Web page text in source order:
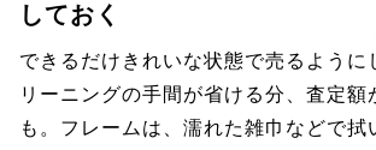
しておく
できるだけきれいな状態で売るように
リーニングの手間が省ける分、査定額
も。フレームは、濡れた雑巾などで拭